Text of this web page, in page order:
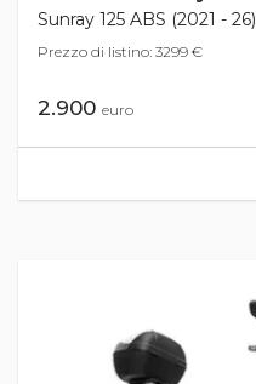
Sunray 125 ABS (2021 - 26)
Prezzo di listino: 3299 €
2.900 euro